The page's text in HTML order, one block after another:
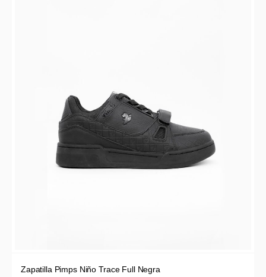
Zapatilla Pimps Niño Trace Full Negra